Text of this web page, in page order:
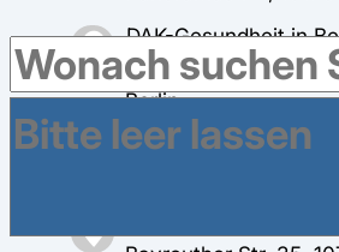
DAK-Gesundheit in
Tempelhofer Damm
Berlin
DAK-Gesundheit in